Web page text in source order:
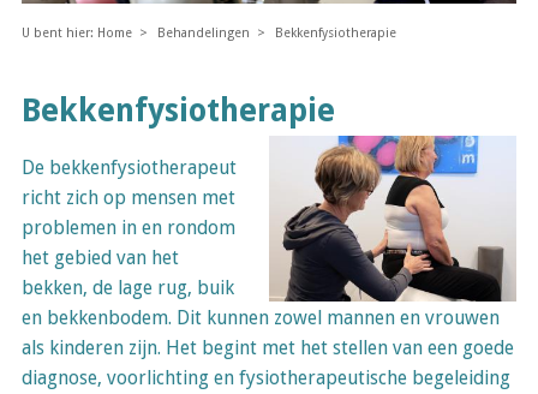
U bent hier: Home Behandelingen Bekkenfysiotherapie
Bekkenfysiotherapie
De bekkenfysiotherapeut
richt zich op mensen met
problemen in en rondom
het gebied van het
bekken, de lage rug, buik
en bekkenbodem. Dit kunnen zowel mannen en vrouwen
als kinderen zijn. Het begint met het stellen van een goede
diagnose, voorlichting en fysiotherapeutische begeleiding